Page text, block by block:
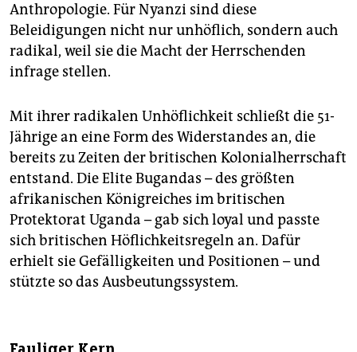
Anthropologie. Für Nyanzi sind diese
Beleidigungen nicht nur unhöflich, sondern auch
radikal, weil sie die Macht der Herrschenden
infrage stellen.
Mit ihrer radikalen Unhöflichkeit schließt die 51-
Jährige an eine Form des Widerstandes an, die
bereits zu Zeiten der britischen Kolonialherrschaft
entstand. Die Elite Bugandas – des größten
afrikanischen Königreiches im britischen
Protektorat Uganda – gab sich loyal und passte
sich britischen Höflichkeitsregeln an. Dafür
erhielt sie Gefälligkeiten und Positionen – und
stützte so das Ausbeutungssystem.